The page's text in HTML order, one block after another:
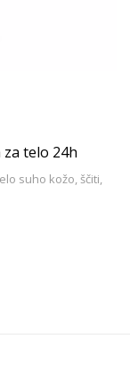
telo 24h
suho kožo, ščiti,